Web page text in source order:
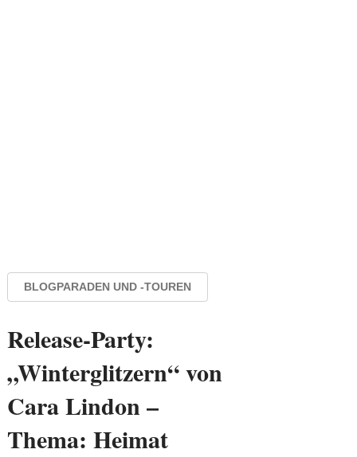
BLOGPARADEN UND -TOUREN
Release-Party:
„Winterglitzern“ von
Cara Lindon –
Thema: Heimat